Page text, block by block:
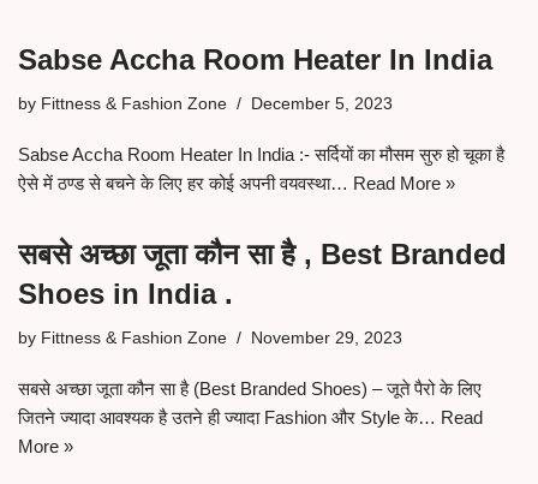
Sabse Accha Room Heater In India
by Fittness & Fashion Zone December 5, 2023
Sabse Accha Room Heater In India :- सर्दियों का मौसम सुरु हो चूका है
ऐसे में ठण्ड से बचने के लिए हर कोई अपनी वयवस्था… Read More »
सबसे अच्छा जूता कौन सा है , Best Branded
Shoes in India .
by Fittness & Fashion Zone November 29, 2023
सबसे अच्छा जूता कौन सा है (Best Branded Shoes) – जूते पैरो के लिए
जितने ज्यादा आवश्यक है उतने ही ज्यादा Fashion और Style के… Read
More »